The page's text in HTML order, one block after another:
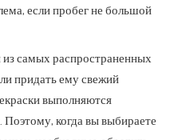
если пробег не большой
самых распространенных
придать ему свежий
выполняются
когда вы выбираете